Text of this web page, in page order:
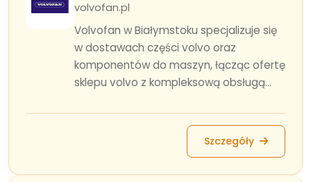
volvofan.pl
Volvofan w Białymstoku specjalizuje się
w dostawach części volvo oraz
komponentów do maszyn, łącząc ofertę
sklepu volvo z kompleksową obsługą...
Szczegóły